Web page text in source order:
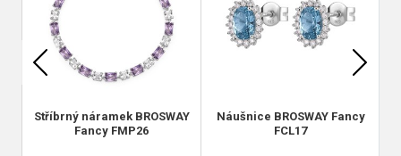
Stříbrný náramek BROSWAY
Fancy FMP26
Náušnice BROSWAY Fancy
FCL17